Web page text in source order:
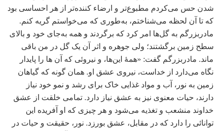
شدن حس می‌کردم مطبوع‌تر و ارضاء کننده‌تر از هر احساسی بود
که تا آن لحظه می‌شناختم، به‌طوری که می‌خواستم گریه کنم.
مادربزرگم به گل‌ها امر کرد که برگردند و همه به‌جای خود و بالای
سطح زمین برگشتند؛ ولی جوهره و اثر آن یک گل در من باقی
ماند. مادربزرگم گفت: «همۀ این‌ها، و نیروئی که آن ها را پایدار
نگاه می‌دارد از خداست، نیروی عشق او. همان گونه که گیاهان
زمین به نور، آب و مواد غذایی خاک برای رشد و نمو خود نیاز
دارند، حیات معنوی نیز به عشق نیاز دارد. تمامی خلقت از عشق
خداوند منشعب و تغذیه می‌شود و هر چیزی که او آفریده این
توانائی را دارد که در مقابل، عشق بورزد. نور، حقیقت و حیات در